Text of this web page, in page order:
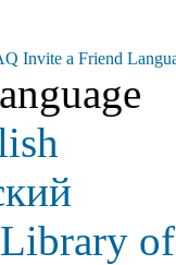
Invite a Friend
Library